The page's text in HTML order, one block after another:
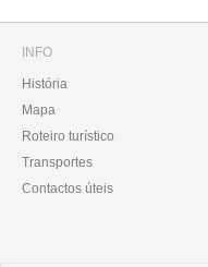
INFO
História
Mapa
Roteiro turístico
Transportes
Contactos úteis